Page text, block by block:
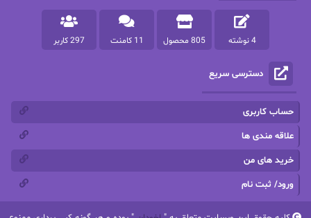
پرهام رسولی
پروانه قدیمی پروانه محمدی
پریسا شکور(طوفان خاموش)
پنلوپه وارد
تاران
ترنم.25
4 نوشته 805 محصول 11 کامنت 297 کاربر
دسترسی سریع
حساب کاربری
علاقه مندی ها
خرید های من
ورود/ ثبت نام